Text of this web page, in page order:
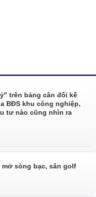
trên bảng cân đối kế
BĐS khu công nghiệp,
tư nào cũng nhìn ra
sòng bạc, sân golf